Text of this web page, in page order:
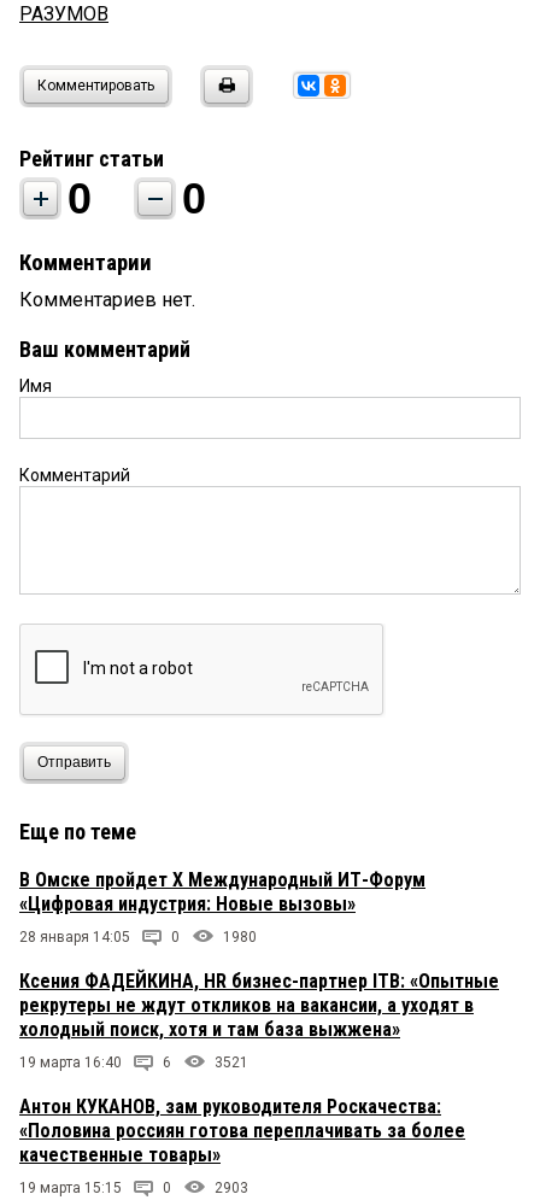
РАЗУМОВ
Комментировать
Рейтинг статьи
0 0
Комментарии
Комментариев нет.
Ваш комментарий
Имя
Комментарий
Отправить
Еще по теме
В Омске пройдет X Международный ИТ-Форум
«Цифровая индустрия: Новые вызовы»
28 января 14:05 0 1980
Ксения ФАДЕЙКИНА, HR бизнес-партнер ITB: «Опытные
рекрутеры не ждут откликов на вакансии, а уходят в
холодный поиск, хотя и там база выжжена»
19 марта 16:40 6 3521
Антон КУКАНОВ, зам руководителя Роскачества:
«Половина россиян готова переплачивать за более
качественные товары»
19 марта 15:15 0 2903